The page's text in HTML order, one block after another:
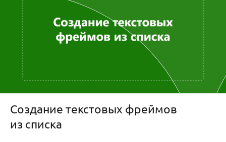
Создание текстовых фреймов
из списка